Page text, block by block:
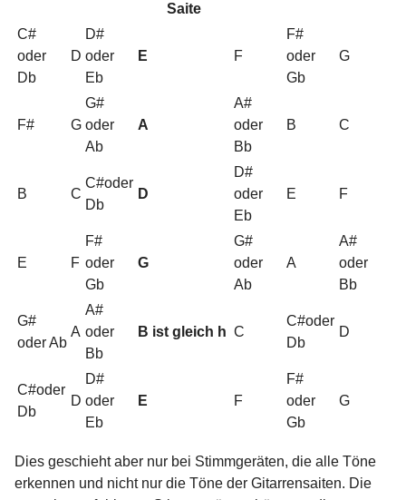
Saite
C#
oder
Db
D
D#
oder
Eb
E F
F#
oder
Gb
G
F# G
G#
oder
Ab
A
A#
oder
Bb
B C
B C
C#oder
Db
D
D#
oder
Eb
E F
E F
F#
oder
Gb
G
G#
oder
Ab
A
A#
oder
Bb
G#
oder Ab
A
A#
oder
Bb
B ist gleich h C
C#oder
Db
D
C#oder
Db
D
D#
oder
Eb
E F
F#
oder
Gb
G
Dies geschieht aber nur bei Stimmgeräten, die alle Töne
erkennen und nicht nur die Töne der Gitarrensaiten. Die